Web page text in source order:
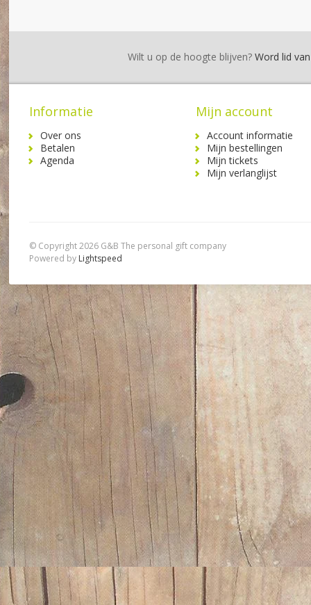
Wilt u op de hoogte blijven?Word lid
Informatie
Over ons
Betalen
Agenda
Mijn account
Account informatie
Mijn bestellingen
Mijn tickets
Mijn verlanglijst
© Copyright 2026 G&B The personal gift company
Powered by Lightspeed